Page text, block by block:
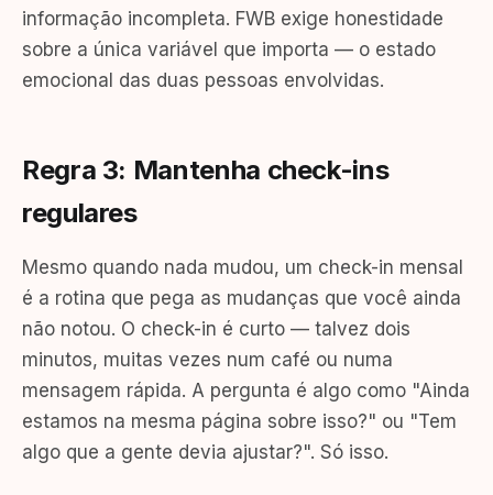
informação incompleta. FWB exige honestidade
sobre a única variável que importa — o estado
emocional das duas pessoas envolvidas.
Regra 3: Mantenha check-ins
regulares
Mesmo quando nada mudou, um check-in mensal
é a rotina que pega as mudanças que você ainda
não notou. O check-in é curto — talvez dois
minutos, muitas vezes num café ou numa
mensagem rápida. A pergunta é algo como "Ainda
estamos na mesma página sobre isso?" ou "Tem
algo que a gente devia ajustar?". Só isso.